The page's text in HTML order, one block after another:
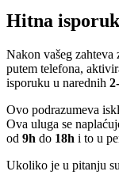
Hitna
Nakon vašeg
putem telefona,
isporuku u narednih
Ovo podrazumeva
Ova uluga se
od 9h do 18h i to u
Ukoliko je u pitanju